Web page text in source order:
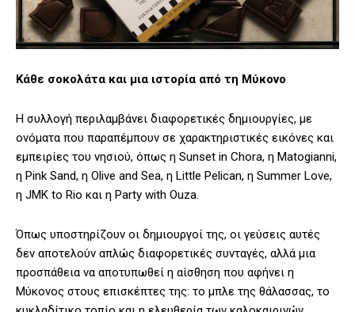
Κάθε σοκολάτα και μια ιστορία από τη Μύκονο
Η συλλογή περιλαμβάνει διαφορετικές δημιουργίες, με
ονόματα που παραπέμπουν σε χαρακτηριστικές εικόνες και
εμπειρίες του νησιού, όπως η Sunset in Chora, η Matogianni,
η Pink Sand, η Olive and Sea, η Little Pelican, η Summer Love,
η JMK to Rio και η Party with Ouza.
Όπως υποστηρίζουν οι δημιουργοί της, οι γεύσεις αυτές
δεν αποτελούν απλώς διαφορετικές συνταγές, αλλά μια
προσπάθεια να αποτυπωθεί η αίσθηση που αφήνει η
Μύκονος στους επισκέπτες της: το μπλε της θάλασσας, το